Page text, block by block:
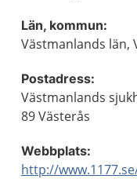
Län, kommun:
Västmanlands län,
Postadress:
Västmanlands
89 Västerås
Webbplats:
http://